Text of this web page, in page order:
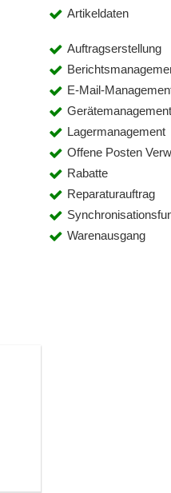
Artikeldaten
Auftragserstellung
E-Mail-
Gerätemanagement
Lagermanagement
Offene Posten
Rabatte
Reparaturauftrag
Warenausgang